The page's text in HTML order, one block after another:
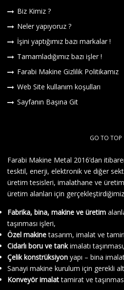
Biz Kimiz ?
Neler yapıyoruz ?
İşini yaptığımız bazı markalar !
Tamamladığımız bazı işler !
Farabi Makine Gizlilik Politikamız
Web Site kullanım koşulları
Sayfanın Başına Git
GO TO TOP
Farabi Makine Metal 2016’dan
tesktil, enerji, elektronik ve diğer
üretim tesisleri, imalathane ve üretim
üretim alanları için
Fabrika, bina, makine ve üretim
taşınması işleri,
Özel makinetasarım, imalat ve
Cidarlı boru ve tankimalatı taşınması,
Çelik konstrüksiyon yapı – bina
Sanayi makine kurulum için gerekli
Konveyör imalattamirat ve